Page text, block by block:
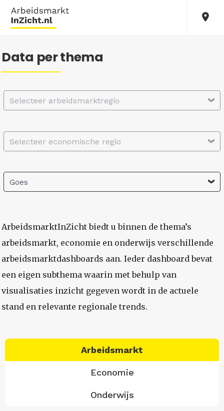
Data per thema
Selecteer arbeidsmarktregio
Selecteer economische regio
Goes
ArbeidsmarktInZicht biedt u binnen de thema’s
arbeidsmarkt, economie en onderwijs verschillende
arbeidsmarktdashboards aan. Ieder dashboard bevat
een eigen subthema waarin met behulp van
visualisaties inzicht gegeven wordt in de actuele
stand en relevante regionale trends.
Arbeidsmarkt
Economie
Onderwijs